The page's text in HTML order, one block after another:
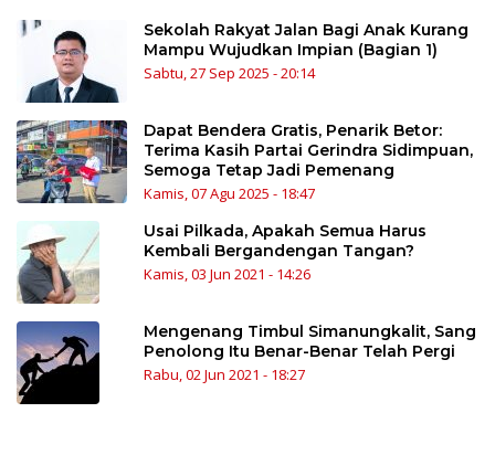
Sekolah Rakyat Jalan Bagi Anak Kurang
Mampu Wujudkan Impian (Bagian 1)
Sabtu, 27 Sep 2025 - 20:14
Dapat Bendera Gratis, Penarik Betor:
Terima Kasih Partai Gerindra Sidimpuan,
Semoga Tetap Jadi Pemenang
Kamis, 07 Agu 2025 - 18:47
Usai Pilkada, Apakah Semua Harus
Kembali Bergandengan Tangan?
Kamis, 03 Jun 2021 - 14:26
Mengenang Timbul Simanungkalit, Sang
Penolong Itu Benar-Benar Telah Pergi
Rabu, 02 Jun 2021 - 18:27